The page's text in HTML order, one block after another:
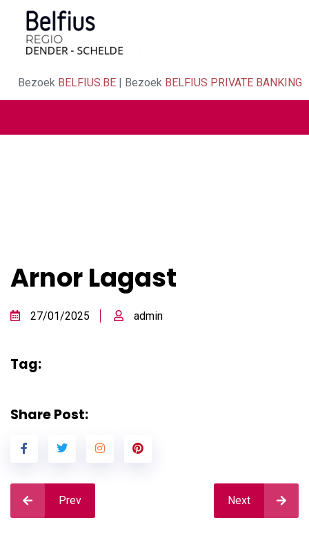
Bezoek BELFIUS.BE | Bezoek BELFIUS PRIVATE BANKING
Arnor Lagast
27/01/2025 admin
Tag:
Share Post:
Prev Next